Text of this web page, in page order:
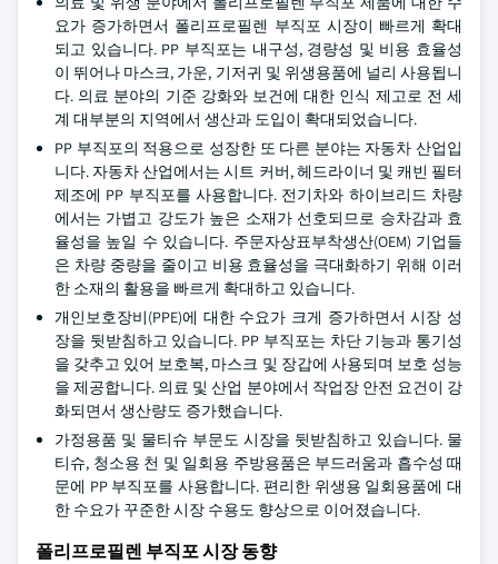
요가 증가하면서 폴리프로필렌 부직포 시장이 빠르게 확대
되고 있습니다. PP 부직포는 내구성, 경량성 및 비용 효율성
이 뛰어나 마스크, 가운, 기저귀 및 위생용품에 널리 사용됩니
다. 의료 분야의 기준 강화와 보건에 대한 인식 제고로 전 세
계 대부분의 지역에서 생산과 도입이 확대되었습니다.
PP 부직포의 적용으로 성장한 또 다른 분야는 자동차 산업입
니다. 자동차 산업에서는 시트 커버, 헤드라이너 및 캐빈 필터
제조에 PP 부직포를 사용합니다. 전기차와 하이브리드 차량
에서는 가볍고 강도가 높은 소재가 선호되므로 승차감과 효
율성을 높일 수 있습니다. 주문자상표부착생산(OEM) 기업들
은 차량 중량을 줄이고 비용 효율성을 극대화하기 위해 이러
한 소재의 활용을 빠르게 확대하고 있습니다.
개인보호장비(PPE)에 대한 수요가 크게 증가하면서 시장 성
장을 뒷받침하고 있습니다. PP 부직포는 차단 기능과 통기성
을 갖추고 있어 보호복, 마스크 및 장갑에 사용되며 보호 성능
을 제공합니다. 의료 및 산업 분야에서 작업장 안전 요건이 강
화되면서 생산량도 증가했습니다.
가정용품 및 물티슈 부문도 시장을 뒷받침하고 있습니다. 물
티슈, 청소용 천 및 일회용 주방용품은 부드러움과 흡수성 때
문에 PP 부직포를 사용합니다. 편리한 위생용 일회용품에 대
한 수요가 꾸준한 시장 수용도 향상으로 이어졌습니다.
폴리프로필렌 부직포 시장 동향